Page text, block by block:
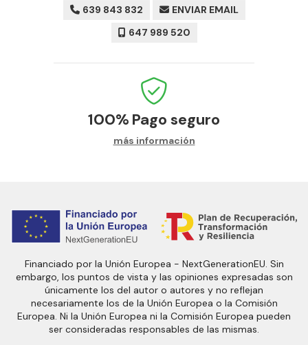
639 843 832
ENVIAR EMAIL
647 989 520
100% Pago seguro
más información
Financiado por la Unión Europea - NextGenerationEU. Sin
embargo, los puntos de vista y las opiniones expresadas son
únicamente los del autor o autores y no reflejan
necesariamente los de la Unión Europea o la Comisión
Europea. Ni la Unión Europea ni la Comisión Europea pueden
ser consideradas responsables de las mismas.